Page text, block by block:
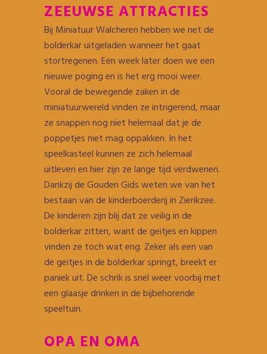
ZEEUWSE ATTRACTIES
Bij Miniatuur Walcheren hebben we net de
bolderkar uitgeladen wanneer het gaat
stortregenen. Een week later doen we een
nieuwe poging en is het erg mooi weer.
Vooral de bewegende zaken in de
miniatuurwereld vinden ze intrigerend, maar
ze snappen nog niet helemaal dat je de
poppetjes niet mag oppakken. In het
speelkasteel kunnen ze zich helemaal
uitleven en hier zijn ze lange tijd verdwenen.
Dankzij de Gouden Gids weten we van het
bestaan van de kinderboerderij in Zierikzee.
De kinderen zijn blij dat ze veilig in de
bolderkar zitten, want de geitjes en kippen
vinden ze toch wat eng. Zeker als een van
de geitjes in de bolderkar springt, breekt er
paniek uit. De schrik is snel weer voorbij met
een glaasje drinken in de bijbehorende
speeltuin.
OPA EN OMA